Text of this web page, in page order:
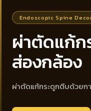
Endoscopic Spine
ผ่าตัดแก้ก
ส่องกล้อง
ผ่าตัดแก้กระดูกตีบด้วยก